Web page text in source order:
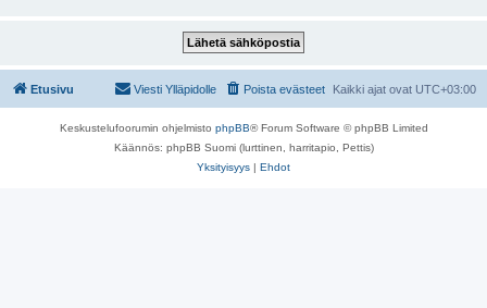
Etusivu Kaikki ajat ovat UTC+03:00
Poista evästeet
Viesti Ylläpidolle
Keskustelufoorumin ohjelmisto phpBB® Forum Software © phpBB Limited
Käännös: phpBB Suomi (lurttinen, harritapio, Pettis)
Yksityisyys | Ehdot